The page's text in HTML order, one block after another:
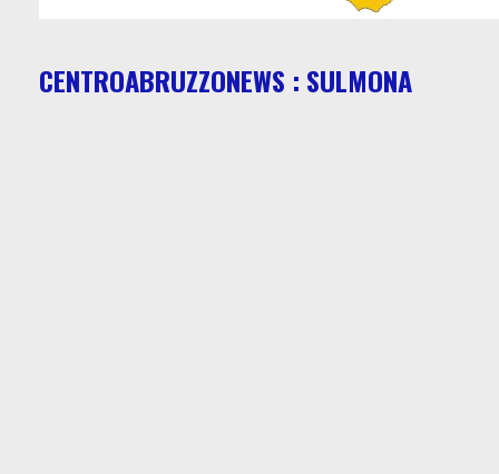
CENTROABRUZZONEWS : SULMONA